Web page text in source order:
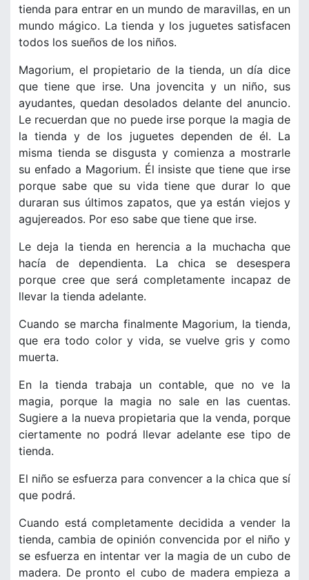
tienda para entrar en un mundo de maravillas, en un
mundo mágico. La tienda y los juguetes satisfacen
todos los sueños de los niños.
Magorium, el propietario de la tienda, un día dice
que tiene que irse. Una jovencita y un niño, sus
ayudantes, quedan desolados delante del anuncio.
Le recuerdan que no puede irse porque la magia de
la tienda y de los juguetes dependen de él. La
misma tienda se disgusta y comienza a mostrarle
su enfado a Magorium. Él insiste que tiene que irse
porque sabe que su vida tiene que durar lo que
duraran sus últimos zapatos, que ya están viejos y
agujereados. Por eso sabe que tiene que irse.
Le deja la tienda en herencia a la muchacha que
hacía de dependienta. La chica se desespera
porque cree que será completamente incapaz de
llevar la tienda adelante.
Cuando se marcha finalmente Magorium, la tienda,
que era todo color y vida, se vuelve gris y como
muerta.
En la tienda trabaja un contable, que no ve la
magia, porque la magia no sale en las cuentas.
Sugiere a la nueva propietaria que la venda, porque
ciertamente no podrá llevar adelante ese tipo de
tienda.
El niño se esfuerza para convencer a la chica que sí
que podrá.
Cuando está completamente decidida a vender la
tienda, cambia de opinión convencida por el niño y
se esfuerza en intentar ver la magia de un cubo de
madera. De pronto el cubo de madera empieza a